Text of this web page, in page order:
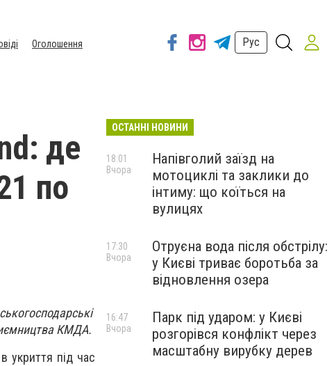
Оголошення
Рус
де
по
КМДА.
укриття під час
ОСТАННІ НОВИНИ
Напівголий заїзд на
мотоциклі та заклики до
інтиму: що коїться на
вулицях
18:01
Вчора
Отруєна вода після обстрілу:
у Києві триває боротьба за
відновлення озера
17:30
Вчора
Парк під ударом: у Києві
розгорівся конфлікт через
масштабну вирубку дерев
16:47
Вчора